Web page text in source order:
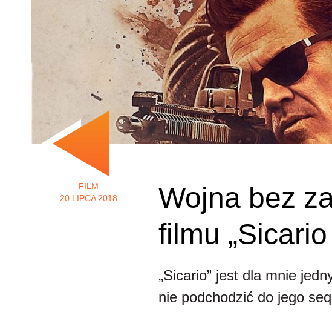
FILM
20 LIPCA 2018
Wojna bez
filmu
„Sicario” jest dla mnie
nie podchodzić do jego